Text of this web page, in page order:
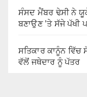
ਸੰਸਦ ਮੈਂਬਰ ਢੇਸੀ ਨੇ
ਬਣਾਉਣ ’ਤੇ ਸੱਜੇ ਪੱਖੀ
ਸਤਿਕਾਰ ਕਾਨੂੰਨ
ਵੱਲੋਂ ਜਥੇਦਾਰ ਨੂੰ ਪੱਤਰ